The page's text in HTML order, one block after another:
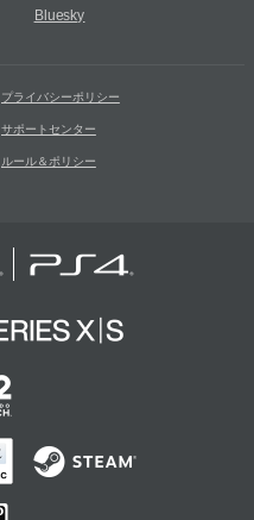
Bluesky
プライバシーポリシー
サポートセンター
ルール＆ポリシー